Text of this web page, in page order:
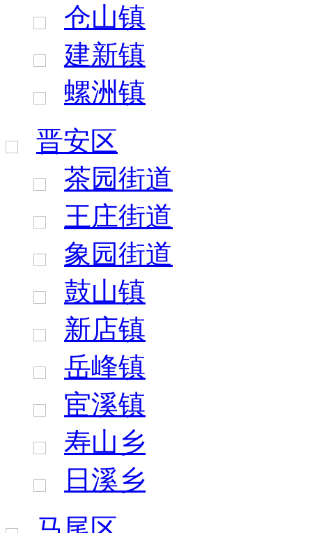
仓山镇
建新镇
螺洲镇
晋安区
茶园街道
王庄街道
象园街道
鼓山镇
新店镇
岳峰镇
宦溪镇
寿山乡
日溪乡